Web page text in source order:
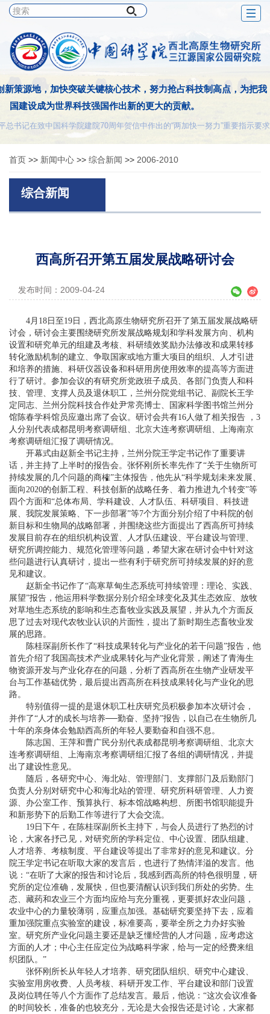
，啃食低矮的青草，提供浓郁的乳汁，充当高原的船舶。不畏艰
不计报酬，但求贡献。这种牦牛精神正是我们科技工作者的追求。
——夏武平
首页 >> 新闻中心 >> 综合新闻 >> 2006-2010
综合新闻
西高所召开第五届发展战略研讨会
发布时间：2009-04-24
4月18日至19日，西北高原生物研究所召开了第五届发展战略研
讨会，研讨会主要围绕研究所发展战略规划和学科发展方向、机构
设置和研究单元的组建及考核、科研绩效奖励办法修改和成果转移
转化激励机制的建立、争取国家或地方重大项目的组织、人才引进
和培养的措施、科研仪器设备和科研用房使用效率的提高等方面进
行了研讨。参加会议的有研究所党政班子成员、各部门负责人和科
技、管理、支撑人员及退休职工，兰州分院党组书记、副院长王学
定同志、兰州分院科技合作处尹常亮博士、国家科学图书馆兰州分
馆陈春学科馆员应邀出席了会议。研讨会共有16人做了相关报告 ，3
人分别代表成都昆明考察调研组、北京大连考察调研组、上海南京
考察调研组汇报了调研情况。
开幕式由赵新全书记主持，兰州分院王学定书记作了重要讲
话，并主持了上半时的报告会。张怀刚所长率先作了“关于生物所可
持续发展的几个问题的商榷”主体报告，他先从“科学规划未来发展、
面向2020的创新工程、科技创新的战略任务、着力推进九个转变”等
四个方面和“总体布局、学科建设、人才队伍、科研项目、科技进
展、我院发展策略、下一步部署”等7个方面分别介绍了中科院的创
新目标和生物局的战略部署，并围绕这些方面提出了西高所可持续
发展目前存在的组织机构设置、人才队伍建设、平台建设与管理、
研究所调控能力、规范化管理等问题，希望大家在研讨会中针对这
些问题进行认真研讨，提出一些有利于研究所可持续发展的好的意
见和建议。
赵新全书记作了“高寒草甸生态系统可持续管理：理论、实践、
展望”报告，他运用科学数据分别介绍全球变化及其生态效应、放牧
对草地生态系统的影响和生态畜牧业实践及展望，并从九个方面反
思了过去对现代农牧业认识的片面性，提出了新时期生态畜牧业发
展的思路。
陈桂琛副所长作了“科技成果转化与产业化的若干问题”报告，他
首先介绍了我国高技术产业成果转化与产业化背景，阐述了青海生
物资源开发与产业化存在的问题，分析了西高所在生物产业研发平
台与工作基础优势，最后提出西高所在科技成果转化与产业化的思
路。
特别值得一提的是退休职工杜庆研究员积极参加本次研讨会，
并作了“人才的成长与培养──勤奋、坚持”报告，以自己在生物所几
十年的亲身体会勉励西高所的年轻人要勤奋和自强不息。
陈志国、王萍和曹广民分别代表成都昆明考察调研组、北京大
连考察调研组、上海南京考察调研组汇报了各组的调研情况，并提
出了建设性意见。
随后，各研究中心、海北站、管理部门、支撑部门及后勤部门
负责人分别对研究中心和海北站的管理、研究所科研管理、人力资
源、办公室工作、预算执行、标本馆战略构想、所图书馆职能提升
和新形势下的后勤工作等进行了大会交流。
19日下午，在陈桂琛副所长主持下，与会人员进行了热烈的讨
论，大家各抒己见，对研究所的学科定位、中心设置、团队组建、
人才培养、考核制度、平台建设等提出了非常好的意见和建议。分
院王学定书记在听取大家的发言后，也进行了热情洋溢的发言。他
说：“在听了大家的报告和讨论后，我感到西高所的特色很明显，研
究所的定位准确，发展快，但也要清醒认识到我们所处的劣势。生
态、藏药和农业三个方面均应给与充分重视，更要抓好农业问题，
农业中心的力量较薄弱，应重点加强。基础研究要坚持下去，应着
重加强院重点实验室的建设，标准要高，要举全所之力办好实验
室。研究所产业化问题主要还是缺乏懂经营的人才问题，应考虑这
方面的人才；中心主任应定位为战略科学家，给与一定的经费来组
织团队。”
张怀刚所长从年轻人才培养、研究团队组织、研究中心建设、
实验室用房收费、人员考核、科研开发工作、平台建设和部门设置
及岗位聘任等八个方面作了总结发言。最后，他说：“这次会议准备
的时间较长，准备的也较充分，无论是大会报告还是讨论，大家都